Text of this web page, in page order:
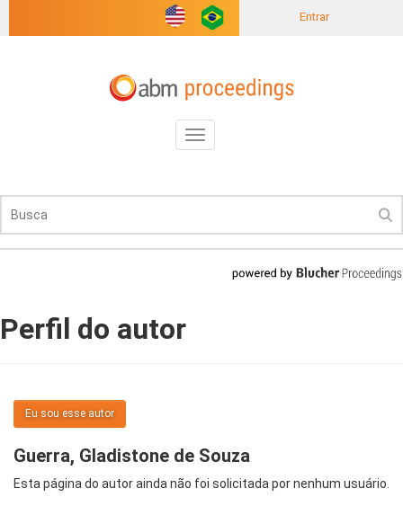
Entrar
Toggle
navigation
Perfil do autor
Eu sou esse autor
Guerra, Gladistone de Souza
Esta página do autor ainda não foi solicitada por nenhum usuário.